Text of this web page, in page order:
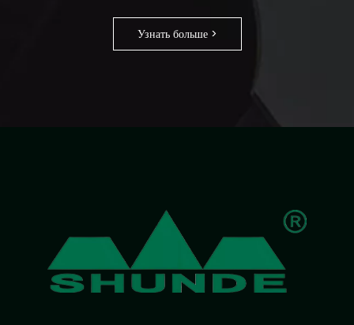
Узнать больше >